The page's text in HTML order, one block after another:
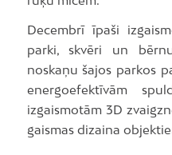
Decembrī īpaši
parki, skvēri un
noskaņu šajos parkos
energoefektīvām
izgaismotām 3D
gaismas dizaina